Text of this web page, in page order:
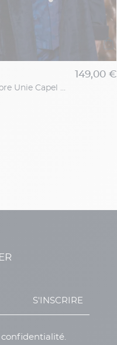
Robe De Chambre Unie Capel Grande Taille
149,00 €
S'INSCRIRE
confidentialité.